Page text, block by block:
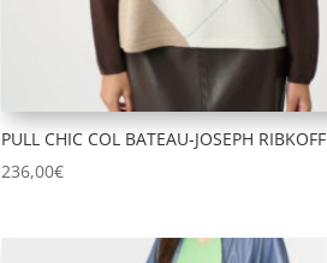
PULL CHIC COL BATEAU-JOSEPH RIBKOFF
236,00€